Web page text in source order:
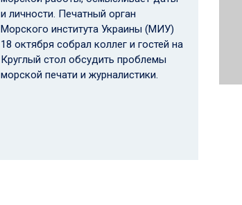
и личности. Печатный орган
Морского института Украины (МИУ)
18 октября собрал коллег и гостей на
Круглый стол обсудить проблемы
морской печати и журналистики.